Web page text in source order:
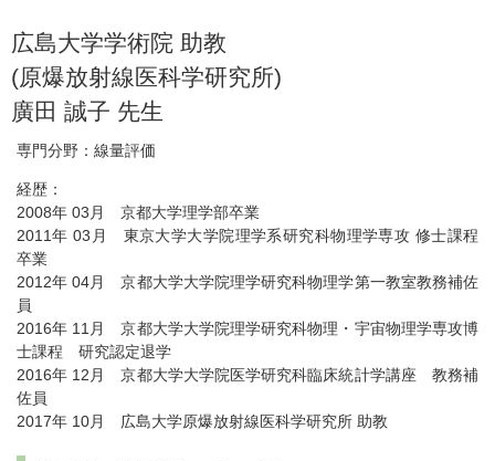
広島大学学術院 助教
(原爆放射線医科学研究所)
廣田 誠子 先生
専門分野：線量評価
経歴：
2008年 03月 京都大学理学部卒業
2011年 03月 東京大学大学院理学系研究科物理学専攻 修士課程
卒業
2012年 04月 京都大学大学院理学研究科物理学第一教室教務補佐
員
2016年 11月 京都大学大学院理学研究科物理・宇宙物理学専攻博
士課程 研究認定退学
2016年 12月 京都大学大学院医学研究科臨床統計学講座 教務補
佐員
2017年 10月 広島大学原爆放射線医科学研究所 助教